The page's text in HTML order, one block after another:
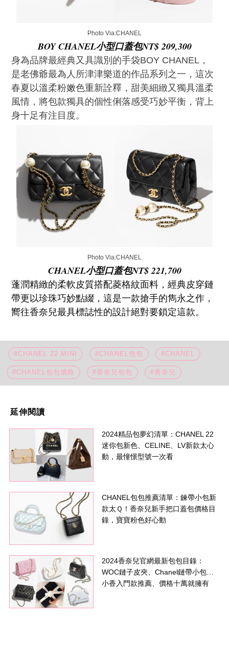
Photo Via:CHANEL
BOY CHANEL小型口蓋包NT$ 209,300
身為品牌最經典又具識別的手袋BOY CHANEL，
是老佛爺最為人所津津樂道的作品系列之一，這次
春夏以溫柔粉嫩色重新詮釋，甜美細緻又獨具溫柔
風情，將包款獨具的個性俐落感受巧妙平衡，背上
身十足有注目度。
Photo Via:CHANEL
CHANEL小型口蓋包NT$ 221,700
蓬潤精緻的柔軟皮質搭配菱格紋面料，經典皮穿鏈
帶更以珍珠巧妙點綴，這是一款搶手的雋永之作，
嚮往香奈兒最具標誌性的設計絕對要鎖定這款。
#CHANEL 22 MINI #CHANEL包包 #CHANEL
#CHANEL包包價格 #香奈兒包包 #香奈兒
延伸閱讀
2024精品包夢幻清單：CHANEL 22
迷你包新色、CELINE、LV新款太心
動，最憧憬型號一次看
CHANEL包包推薦清單：鍊帶小包新
款太Ｑ！香奈兒新手把口蓋包價格目
錄，寶寶粉色好心動
2024香奈兒官網最新包包目錄：
WOC鏈子皮夾、Chanel鏈帶小包…
小香入門款推薦、價格十萬就擁有